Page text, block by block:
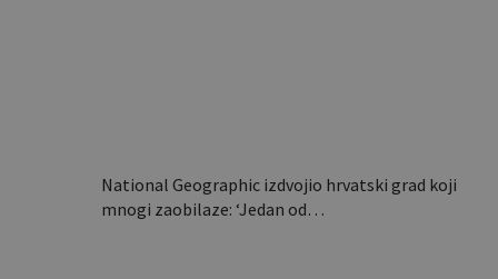
National Geographic izdvojio hrvatski grad koji
mnogi zaobilaze: ‘Jedan od…